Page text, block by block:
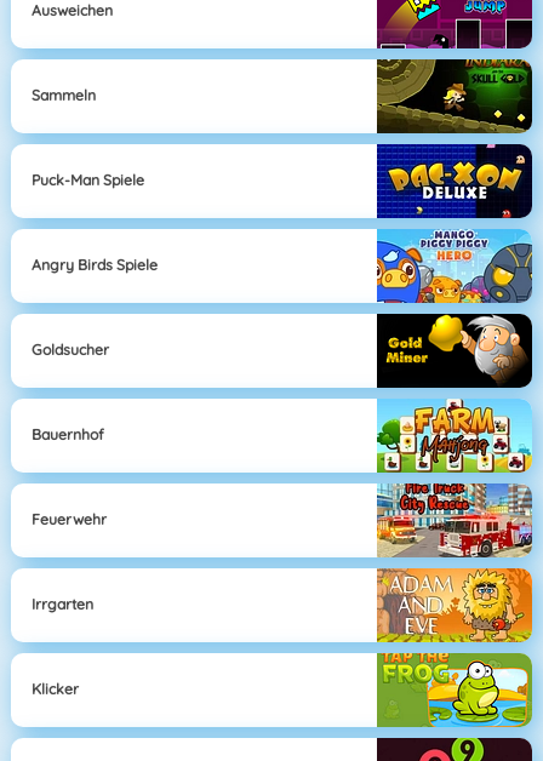
Ausweichen
Sammeln
Puck-Man Spiele
Angry Birds Spiele
Goldsucher
Bauernhof
Feuerwehr
Irrgarten
Klicker